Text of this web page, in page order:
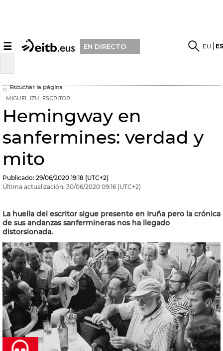
☰ EN DIRECTO EU
Escuchar la página
MIGUEL IZU, ESCRITOR
Hemingway en
sanfermines: verdad y
mito
Publicado: 29/06/2020 19:18 (UTC+2)
Última actualización: 30/06/2020 09:16 (UTC+2)
La huella del escritor sigue presente en Iruña pero la crónica
de sus andanzas sanfermineras nos ha llegado
distorsionada.